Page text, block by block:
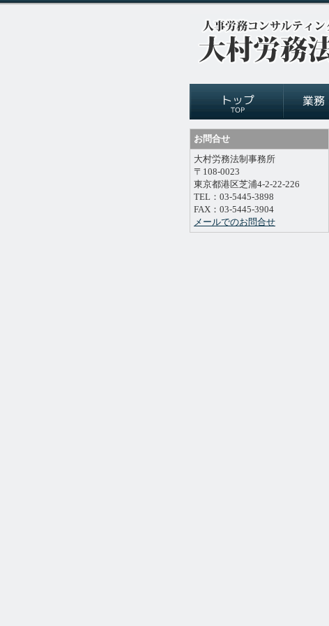
お問合せ
大村労務法制事務所
〒108-0023
東京都港区芝浦4-2-22-226
TEL：03-5445-3898
FAX：03-5445-3904
メールでのお問合せ